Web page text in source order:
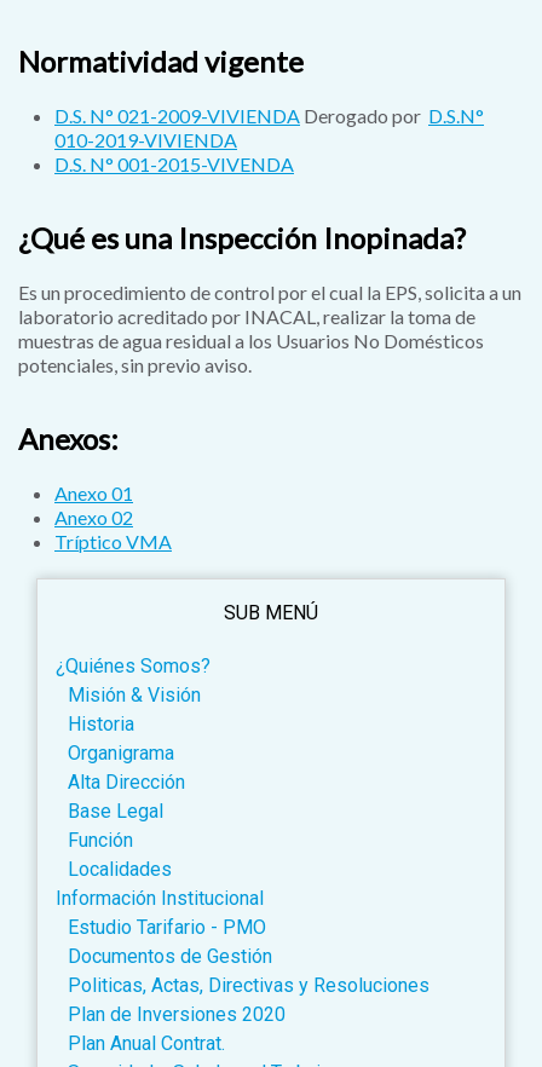
Normatividad vigente
D.S. N° 021-2009-VIVIENDA Derogado por D.S.N°
010-2019-VIVIENDA
D.S. N° 001-2015-VIVENDA
¿Qué es una Inspección Inopinada?
Es un procedimiento de control por el cual la EPS, solicita a un
laboratorio acreditado por INACAL, realizar la toma de
muestras de agua residual a los Usuarios No Domésticos
potenciales, sin previo aviso.
Anexos:
Anexo 01
Anexo 02
Tríptico VMA
SUB MENÚ
¿Quiénes Somos?
Misión & Visión
Historia
Organigrama
Alta Dirección
Base Legal
Función
Localidades
Información Institucional
Estudio Tarifario - PMO
Documentos de Gestión
Politicas, Actas, Directivas y Resoluciones
Plan de Inversiones 2020
Plan Anual Contrat.